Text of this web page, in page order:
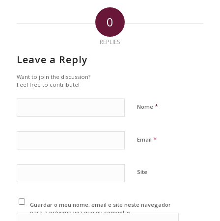
0
REPLIES
Leave a Reply
Want to join the discussion?
Feel free to contribute!
Nome *
Email *
Site
Guardar o meu nome, email e site neste navegador
para a próxima vez que eu comentar.